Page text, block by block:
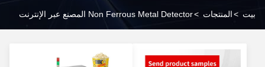
بيت >المنتجات >Non Ferrous Metal Detector المصنع عبر الإنترنت